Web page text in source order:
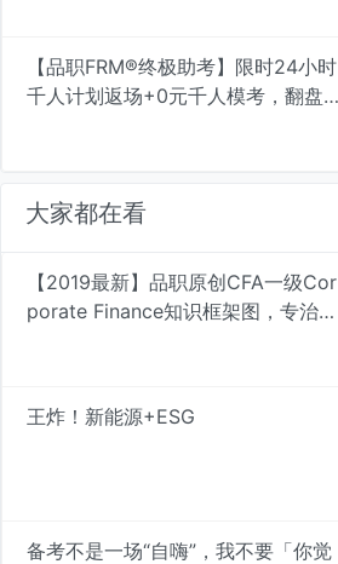
【品职FRM®终极助考】限时24小时
千人计划返场+0元千人模考，翻盘
大家都在看
【2019最新】品职原创CFA一级Cor
porate Finance知识框架图，专治遗
王炸！新能源+ESG
备考不是一场“自嗨”，我不要「你觉